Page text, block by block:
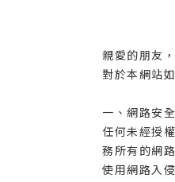
親愛的朋友
對於本網站
一、網路安
任何未經授
務所有的網
使用網路入